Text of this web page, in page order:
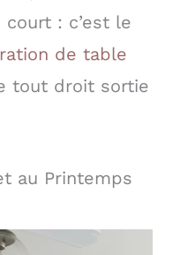
: c’est le
de table
tout droit sortie
au Printemps